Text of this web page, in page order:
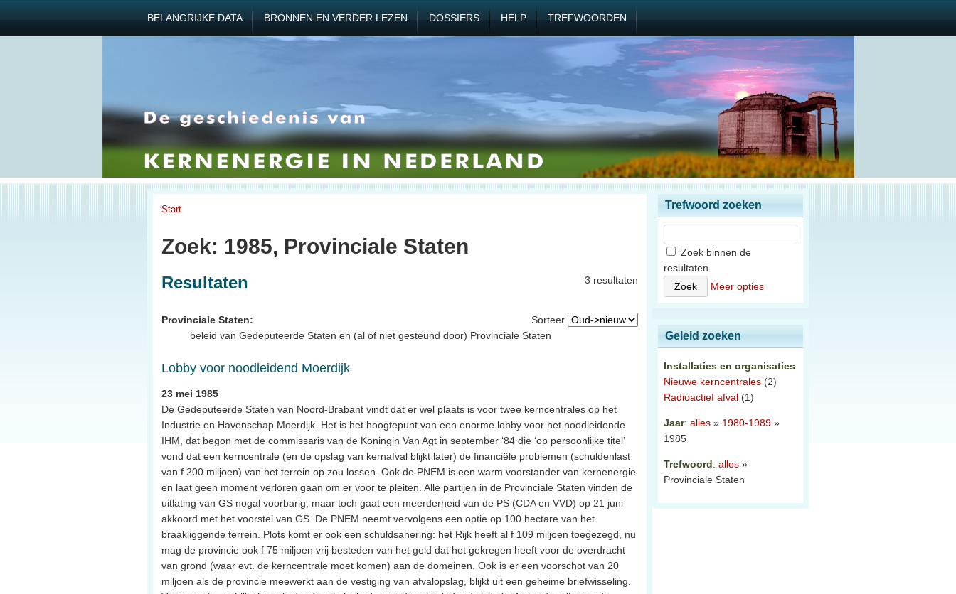
BELANGRIJKE DATA BRONNEN EN VERDER LEZEN DOSSIERS HELP TREFWOORDEN
Start
Zoek: 1985, Provinciale Staten
3 resultaten
Resultaten
Sorteer
Provinciale Staten:
beleid van Gedeputeerde Staten en (al of niet gesteund door) Provinciale Staten
Lobby voor noodleidend Moerdijk
23 mei 1985
De Gedeputeerde Staten van Noord-Brabant vindt dat er wel plaats is voor twee kerncentrales op het
Industrie en Havenschap Moerdijk. Het is het hoogtepunt van een enorme lobby voor het noodleidende
IHM, dat begon met de commissaris van de Koningin Van Agt in september ‘84 die ‘op persoonlijke titel’
vond dat een kerncentrale (en de opslag van kernafval blijkt later) de financiële problemen (schuldenlast
van f 200 miljoen) van het terrein op zou lossen. Ook de PNEM is een warm voorstander van kernenergie
en laat geen moment verloren gaan om er voor te pleiten. Alle partijen in de Provinciale Staten vinden de
uitlating van GS nogal voorbarig, maar toch gaat een meerderheid van de PS (CDA en VVD) op 21 juni
akkoord met het voorstel van GS. De PNEM neemt vervolgens een optie op 100 hectare van het
braakliggende terrein. Plots komt er ook een schuldsanering: het Rijk heeft al f 109 miljoen toegezegd, nu
mag de provincie ook f 75 miljoen vrij besteden van het geld dat het gekregen heeft voor de overdracht
van grond (waar evt. de kerncentrale moet komen) aan de domeinen. Ook is er een voorschot van 20
miljoen als de provincie meewerkt aan de vestiging van afvalopslag, blijkt uit een geheime briefwisseling.
Trefwoord zoeken
Zoek binnen de
resultaten
Meer opties
Geleid zoeken
Installaties en organisaties
Nieuwe kerncentrales (2)
Radioactief afval (1)
Jaar: alles » 1980-1989 »
1985
Trefwoord: alles »
Provinciale Staten